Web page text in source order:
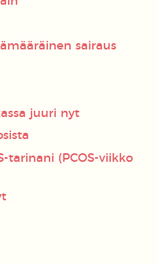
sairaus
juuri nyt
tarinani (PCOS-viikko